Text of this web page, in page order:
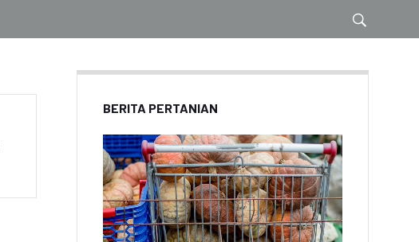
BERITA PERTANIAN